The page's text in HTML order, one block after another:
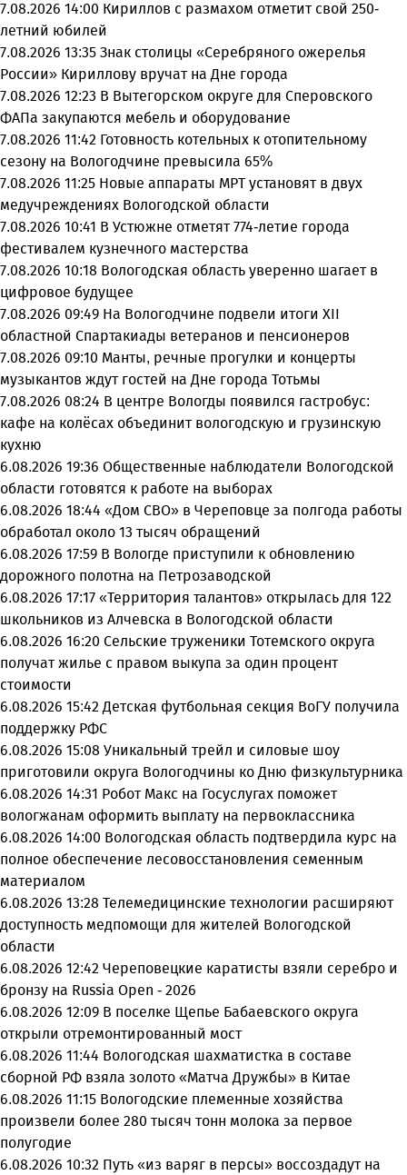
7.08.2026 14:00 Кириллов с размахом отметит свой 250-
летний юбилей
7.08.2026 13:35 Знак столицы «Серебряного ожерелья
России» Кириллову вручат на Дне города
7.08.2026 12:23 В Вытегорском округе для Сперовского
ФАПа закупаются мебель и оборудование
7.08.2026 11:42 Готовность котельных к отопительному
сезону на Вологодчине превысила 65%
7.08.2026 11:25 Новые аппараты МРТ установят в двух
медучреждениях Вологодской области
7.08.2026 10:41 В Устюжне отметят 774-летие города
фестивалем кузнечного мастерства
7.08.2026 10:18 Вологодская область уверенно шагает в
цифровое будущее
7.08.2026 09:49 На Вологодчине подвели итоги XII
областной Спартакиады ветеранов и пенсионеров
7.08.2026 09:10 Манты, речные прогулки и концерты
музыкантов ждут гостей на Дне города Тотьмы
7.08.2026 08:24 В центре Вологды появился гастробус:
кафе на колёсах объединит вологодскую и грузинскую
кухню
6.08.2026 19:36 Общественные наблюдатели Вологодской
области готовятся к работе на выборах
6.08.2026 18:44 «Дом СВО» в Череповце за полгода работы
обработал около 13 тысяч обращений
6.08.2026 17:59 В Вологде приступили к обновлению
дорожного полотна на Петрозаводской
6.08.2026 17:17 «Территория талантов» открылась для 122
школьников из Алчевска в Вологодской области
6.08.2026 16:20 Сельские труженики Тотемского округа
получат жилье с правом выкупа за один процент
стоимости
6.08.2026 15:42 Детская футбольная секция ВоГУ получила
поддержку РФС
6.08.2026 15:08 Уникальный трейл и силовые шоу
приготовили округа Вологодчины ко Дню физкультурника
6.08.2026 14:31 Робот Макс на Госуслугах поможет
вологжанам оформить выплату на первоклассника
6.08.2026 14:00 Вологодская область подтвердила курс на
полное обеспечение лесовосстановления семенным
материалом
6.08.2026 13:28 Телемедицинские технологии расширяют
доступность медпомощи для жителей Вологодской
области
6.08.2026 12:42 Череповецкие каратисты взяли серебро и
бронзу на Russia Open - 2026
6.08.2026 12:09 В поселке Щепье Бабаевского округа
открыли отремонтированный мост
6.08.2026 11:44 Вологодская шахматистка в составе
сборной РФ взяла золото «Матча Дружбы» в Китае
6.08.2026 11:15 Вологодские племенные хозяйства
произвели более 280 тысяч тонн молока за первое
полугодие
6.08.2026 10:32 Путь «из варяг в персы» воссоздадут на